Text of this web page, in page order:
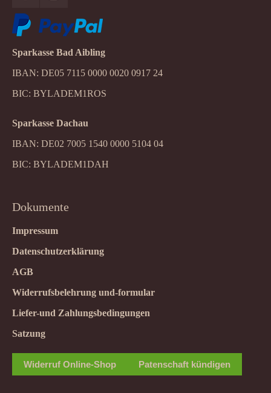
Sparkasse Bad Aibling
IBAN: DE05 7115 0000 0020 0917 24
BIC: BYLADEM1ROS
Sparkasse Dachau
IBAN: DE02 7005 1540 0000 5104 04
BIC: BYLADEM1DAH
Dokumente
Impressum
Datenschutzerklärung
AGB
Widerrufsbelehrung und-formular
Liefer-und Zahlungsbedingungen
Satzung
Widerruf Online-Shop Patenschaft kündigen